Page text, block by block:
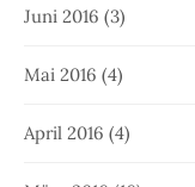
Juni 2016 (3)
Mai 2016 (4)
April 2016 (4)